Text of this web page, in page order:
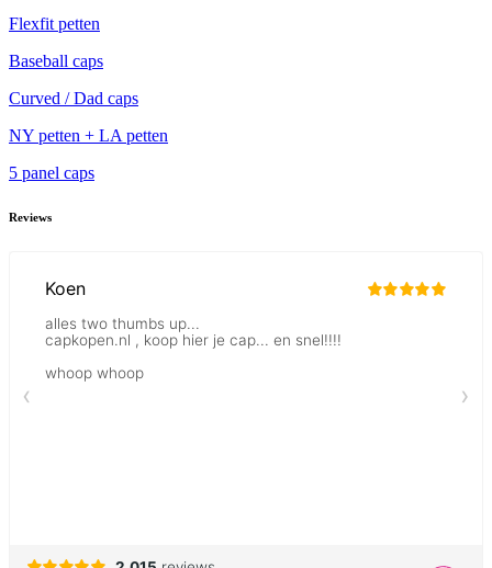
Flexfit petten
Baseball caps
Curved / Dad caps
NY petten + LA petten
5 panel caps
Reviews